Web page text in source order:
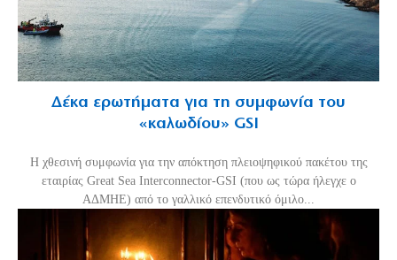
Δέκα ερωτήματα για τη συμφωνία του
«καλωδίου» GSI
Η χθεσινή συμφωνία για την απόκτηση πλειοψηφικού πακέτου της
εταιρίας Great Sea Interconnector-GSI (που ως τώρα ήλεγχε ο
ΑΔΜΗΕ) από το γαλλικό επενδυτικό όμιλο...